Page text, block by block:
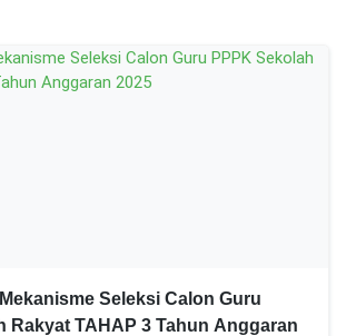
Seleksi Calon Guru
Rakyat TAHAP 3 Tahun Anggaran